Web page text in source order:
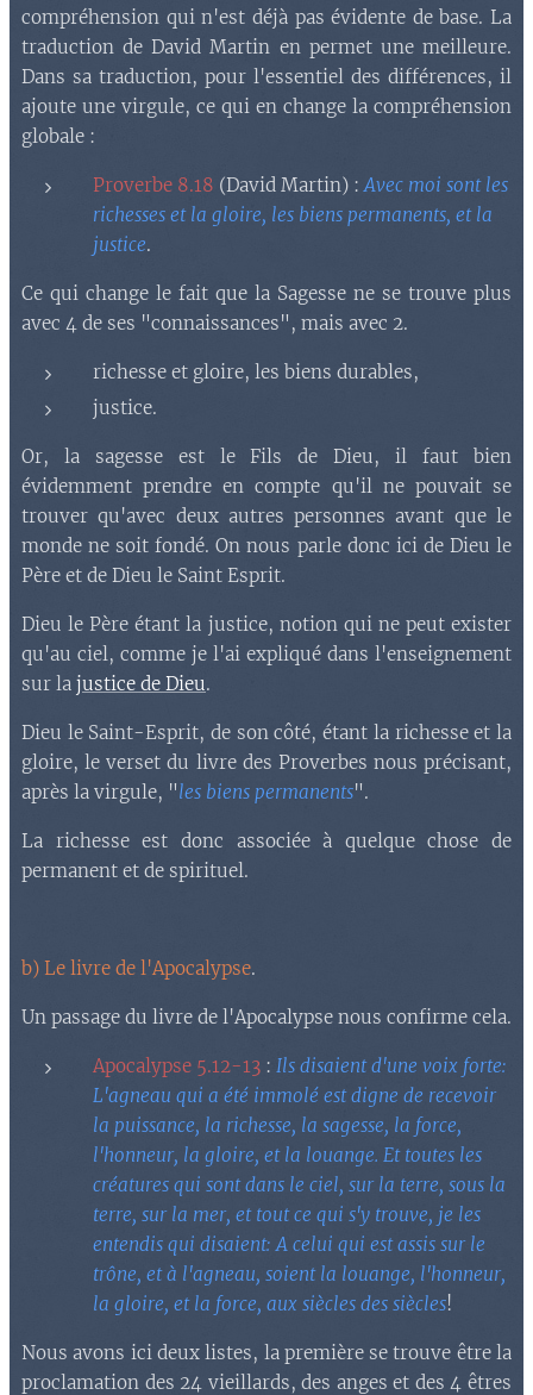
compréhension qui n'est déjà pas évidente de base. La
traduction de David Martin en permet une meilleure.
Dans sa traduction, pour l'essentiel des différences, il
ajoute une virgule, ce qui en change la compréhension
globale :
Proverbe 8.18 (David Martin) : Avec moi sont les
richesses et la gloire, les biens permanents, et la
justice.
Ce qui change le fait que la Sagesse ne se trouve plus
avec 4 de ses "connaissances", mais avec 2.
richesse et gloire, les biens durables,
justice.
Or, la sagesse est le Fils de Dieu, il faut bien
évidemment prendre en compte qu'il ne pouvait se
trouver qu'avec deux autres personnes avant que le
monde ne soit fondé. On nous parle donc ici de Dieu le
Père et de Dieu le Saint Esprit.
Dieu le Père étant la justice, notion qui ne peut exister
qu'au ciel, comme je l'ai expliqué dans l'enseignement
sur la justice de Dieu.
Dieu le Saint-Esprit, de son côté, étant la richesse et la
gloire, le verset du livre des Proverbes nous précisant,
après la virgule, "les biens permanents".
La richesse est donc associée à quelque chose de
permanent et de spirituel.
b) Le livre de l'Apocalypse.
Un passage du livre de l'Apocalypse nous confirme cela.
Apocalypse 5.12-13 : Ils disaient d'une voix forte:
L'agneau qui a été immolé est digne de recevoir
la puissance, la richesse, la sagesse, la force,
l'honneur, la gloire, et la louange. Et toutes les
créatures qui sont dans le ciel, sur la terre, sous la
terre, sur la mer, et tout ce qui s'y trouve, je les
entendis qui disaient: A celui qui est assis sur le
trône, et à l'agneau, soient la louange, l'honneur,
la gloire, et la force, aux siècles des siècles!
Nous avons ici deux listes, la première se trouve être la
proclamation des 24 vieillards, des anges et des 4 êtres